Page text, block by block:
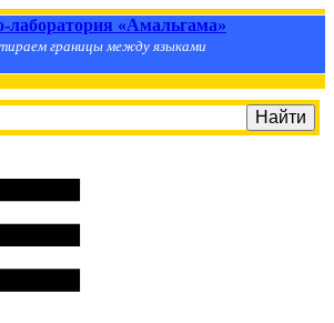
лаборатория «Амальгама»
границы между языками